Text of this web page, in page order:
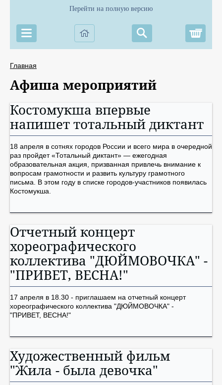
Перейти на полную версию
Главная
Афиша мероприятий
Костомукша впервые
напишет тотальный диктант
18 апреля в сотнях городов России и всего мира в очередной
раз пройдет «Тотальный диктант» — ежегодная
образовательная акция, призванная привлечь внимание к
вопросам грамотности и развить культуру грамотного
письма. В этом году в списке городов-участников появилась
Костомукша.
Отчетный концерт
хореографического
коллектива "ДЮЙМОВОЧКА" -
"ПРИВЕТ, ВЕСНА!"
17 апреля в 18.30 - приглашаем на отчетный концерт
хореографического коллектива "ДЮЙМОВОЧКА" -
"ПРИВЕТ, ВЕСНА!"
Художественный фильм
"Жила - была девочка"